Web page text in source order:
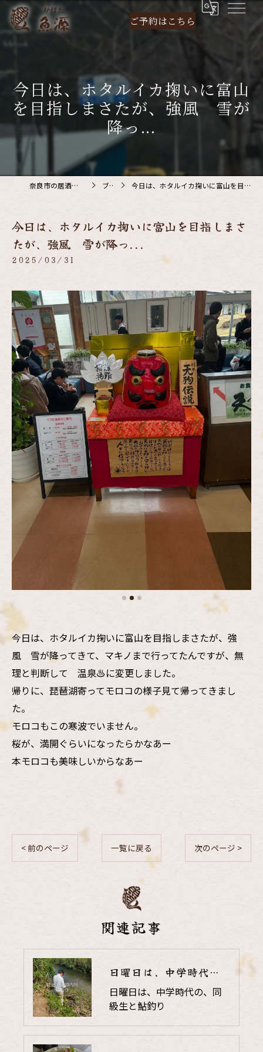
ご予約はこちら
今日は、ホタルイカ掬いに富山
を目指しまさたが、強風 雪が
降っ...
奈良市の居酒屋なら炉ばた 魚源 ブログ 今日は、ホタルイカ掬いに富山を目指しまさたが、強風 雪が降っ...
今日は、ホタルイカ掬いに富山を目指しまさ
たが、強風 雪が降っ...
2025/03/31
今日は、ホタルイカ掬いに富山を目指しまさたが、強
風 雪が降ってきて、マキノまで行ってたんですが、無
理と判断して 温泉♨️に変更しました。
帰りに、琵琶湖寄ってモロコの様子見て帰ってきまし
た。
モロコもこの寒波でいません。
桜が、満開ぐらいになったらかなあー
本モロコも美味しいからなあー
< 前のページ 一覧に戻る 次のページ >
関連記事
日曜日は、中学時代の、同級生と鮎釣り
日曜日は、中学時代の、同
級生と鮎釣り